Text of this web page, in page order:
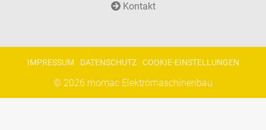
Kontakt
IMPRESSUM DATENSCHUTZ COOKIE-EINSTELLUNGEN
© 2026 momac Elektromaschinenbau